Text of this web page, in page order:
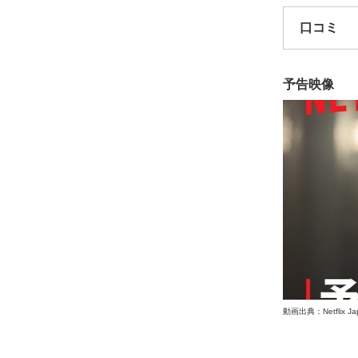
口コミ
予告映像
動画出典：Netflix